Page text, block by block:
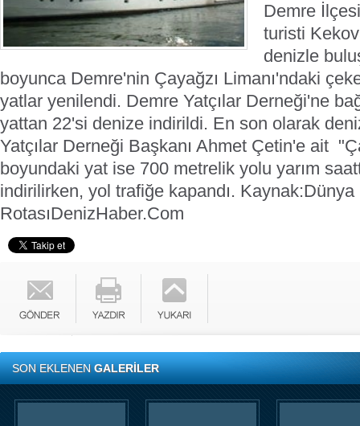
Demre
turisti
denizle
boyunca Demre'nin Çayağzı Limanı'ndaki
yatlar yenilendi. Demre Yatçılar Derneği'ne
yattan 22'si denize indirildi. En son olarak
Yatçılar Derneği Başkanı Ahmet Çetin'e ait
boyundaki yat ise 700 metrelik yolu yarım
indirilirken, yol trafiğe kapandı. Kaynak:Dünya
RotasıDenizHaber.Com
SON EKLENENGALERİLER